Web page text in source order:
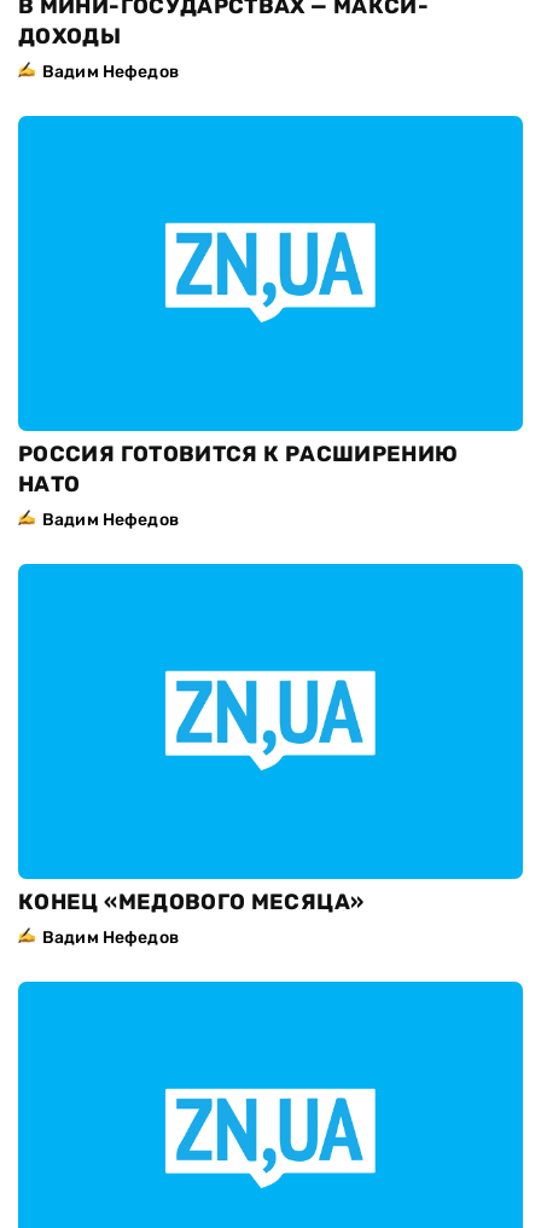
В МИНИ-ГОСУДАРСТВАХ — МАКСИ-
ДОХОДЫ
Вадим Нефедов
РОССИЯ ГОТОВИТСЯ К РАСШИРЕНИЮ
НАТО
Вадим Нефедов
КОНЕЦ «МЕДОВОГО МЕСЯЦА»
Вадим Нефедов